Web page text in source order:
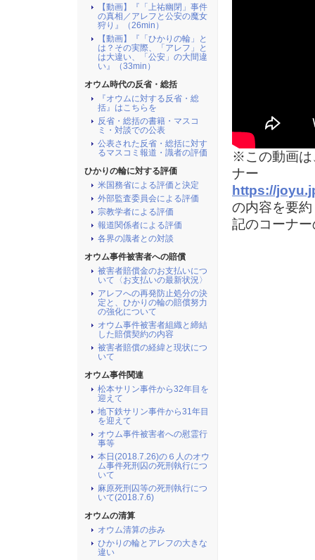
※この動画は
ナー
https://
の内容を要
記のコーナ
【動画】『「上祐幽閉」事件
の真相／アレフと公安の魔女
狩り』（26min）
【動画】『「ひかりの輪」と
は？その実際、「アレフ」と
は大違い、「公安」の大間違
い』（33min）
オウム時代の反省・総括
『オウムに対する反省・総
括』はこちらを
反省・総括の書籍・マスコ
ミ・対談での公表
公表された反省・総括に対す
るマスコミ報道・識者の評価
ひかりの輪に対する評価
米国務省による評価と決定
外部監査委員会による評価
宗教学者による評価
報道関係者による評価
各界の識者との対談
オウム事件被害者への賠償
被害者賠償金のお支払いにつ
いて〈お支払いの最新状況〉
アレフへの再発防止処分の決
定と、ひかりの輪の賠償努力
の強化について
オウム事件被害者組織と締結
した賠償契約の内容
被害者賠償の経緯と現状につ
いて
オウム事件関連
松本サリン事件から32年目を
迎えて
地下鉄サリン事件から31年目
を迎えて
オウム事件被害者への慰霊行
事等
本日(2018.7.26)の６人のオウ
ム事件死刑囚の死刑執行につ
いて
麻原死刑囚等の死刑執行につ
いて(2018.7.6)
オウムの清算
オウム清算の歩み
ひかりの輪とアレフの大きな
違い